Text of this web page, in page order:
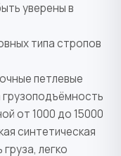
уверены в
типа стропов
петлевые
от 1000 до 15000
синтетическая
легко